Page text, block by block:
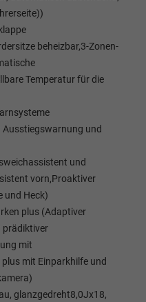
beheizbar,3-Zonen-
Temperatur für die
und
und
vorn,Proaktiver
und Heck)
plus (Adaptiver
prädiktiver
mit
mit Einparkhilfe und
glanzgedreht8,0Jx18,